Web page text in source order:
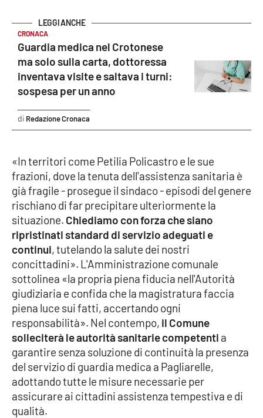
Sanità
Società
RUBRICHE
Good Morning Vietnam
Parchi Marini Calabria
Leggendo Alvaro insieme
Imprese Di Calabria
Le perfidie di Antonella Grippo
Venti di comunicazione
STREAMING
LaC TV
LaC Network
CRONACA
Guardia medica nel Crotonese
ma solo sulla carta, dottoressa
inventava visite e saltava i turni:
sospesa per un anno
Redazione Cronaca
«In territori come Petilia Policastro e le sue
frazioni, dove la tenuta dell'assistenza sanitaria è
già fragile - prosegue il sindaco - episodi del genere
rischiano di far precipitare ulteriormente la
situazione. Chiediamo con forza che siano
ripristinati standard di servizio adeguati e
continui, tutelando la salute dei nostri
concittadini». L'Amministrazione comunale
sottolinea «la propria piena fiducia nell'Autorità
giudiziaria e confida che la magistratura faccia
piena luce sui fatti, accertando ogni
responsabilità». Nel contempo, il Comune
solleciterà le autorità sanitarie competenti a
garantire senza soluzione di continuità la presenza
del servizio di guardia medica a Pagliarelle,
adottando tutte le misure necessarie per
assicurare ai cittadini assistenza tempestiva e di
qualità.